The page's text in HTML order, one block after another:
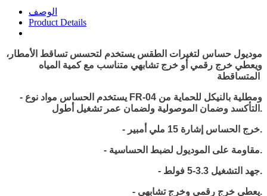
الوصف
Product Details
موديول حساس لتغيرات الطقس يستخدم لتحسس تساقط الأمطار،
ويعطي خرج رقمي أو خرج تشابهي متناسب مع كمية المياه
- يستخدم الحساس مواد نوع FR-04 ومطلية بالنيكل للحماية من
التأكسد وضمان الموصولية ولضمان عمر تشغيل أطول .
- خرج الحساس إشارة 15 ملي أمبير.
- مقاومة على الموديول لضبط الحساسية.
- جهد التشغيل 3.3-5 فولط.
- يعطي خرج رقمي وخرج تشابهي.